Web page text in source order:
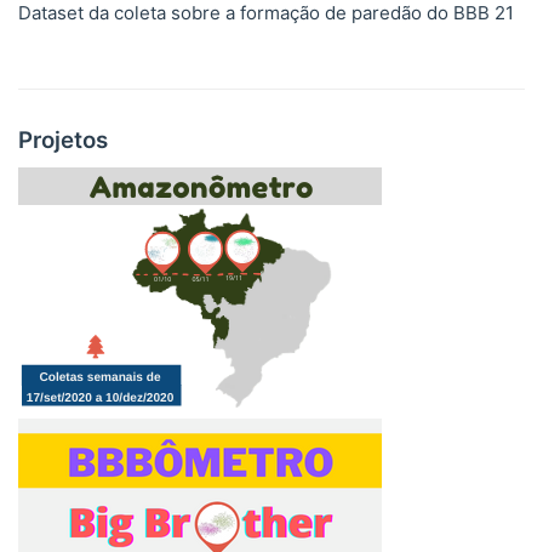
Dataset da coleta sobre a formação de paredão do BBB 21
Projetos